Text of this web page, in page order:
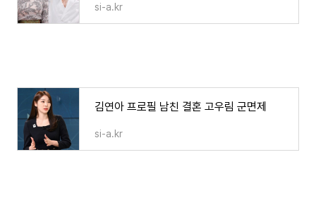
si-a.kr
김연아 프로필 남친 결혼 고우림 군면제
si-a.kr